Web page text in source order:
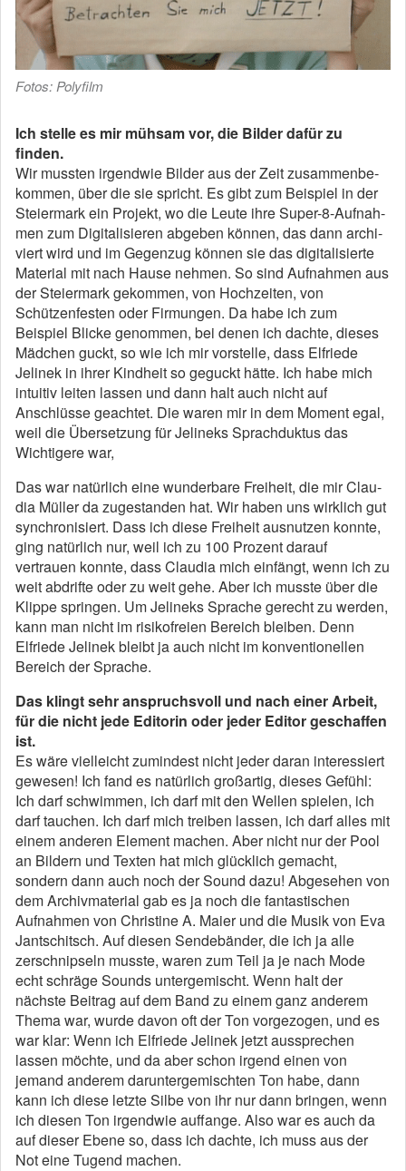
Fotos: Polyfilm
Ich stelle es mir mühsam vor, die Bilder dafür zu
finden.
Wir mussten irgendwie Bilder aus der Zeit zusammenbe­
kommen, über die sie spricht. Es gibt zum Beispiel in der
Steiermark ein Projekt, wo die Leute ihre Super­-8­-Aufnah­
men zum Digitalisieren abgeben können, das dann archi­
viert wird und im Gegenzug können sie das digitalisierte
Material mit nach Hause nehmen. So sind Aufnahmen aus
der Steiermark gekommen, von Hochzeiten, von
Schützen­festen oder Firmungen. Da habe ich zum
Beispiel Blicke ge­nommen, bei denen ich dachte, dieses
Mädchen guckt, so wie ich mir vorstelle, dass Elfriede
Jelinek in ihrer Kindheit so geguckt hätte. Ich habe mich
intuitiv leiten lassen und dann halt auch nicht auf
Anschlüsse geachtet. Die waren mir in dem Moment egal,
weil die Übersetzung für Jelineks Sprachduktus das
Wichtigere war,
Das war natürlich eine wunderbare Freiheit, die mir Clau­
dia Müller da zugestanden hat. Wir haben uns wirklich gut
synchronisiert. Dass ich diese Freiheit ausnutzen konnte,
ging natürlich nur, weil ich zu 100 Prozent darauf
vertrauen konnte, dass Claudia mich einfängt, wenn ich zu
weit ab­drifte oder zu weit gehe. Aber ich musste über die
Klippe springen. Um Jelineks Sprache gerecht zu werden,
kann man nicht im risikofreien Bereich bleiben. Denn
Elfriede Jelinek bleibt ja auch nicht im konventionellen
Bereich der Sprache.
Das klingt sehr anspruchsvoll und nach einer Arbeit,
für die nicht jede Editorin oder jeder Editor geschaffen
ist.
Es wäre vielleicht zumindest nicht jeder daran interessiert
gewesen! Ich fand es natürlich großartig, dieses Gefühl:
Ich darf schwimmen, ich darf mit den Wellen spielen, ich
darf tauchen. Ich darf mich treiben lassen, ich darf alles mit
einem anderen Element machen. Aber nicht nur der Pool
an Bildern und Texten hat mich glücklich gemacht,
sondern dann auch noch der Sound dazu! Abgesehen von
dem Ar­chivmaterial gab es ja noch die fantastischen
Aufnahmen von Christine A. Maier und die Musik von Eva
Jantschitsch. Auf diesen Sendebänder, die ich ja alle
zerschnipseln muss­te, waren zum Teil ja je nach Mode
echt schräge Sounds un­tergemischt. Wenn halt der
nächste Beitrag auf dem Band zu einem ganz anderem
Thema war, wurde davon oft der Ton vorgezogen, und es
war klar: Wenn ich Elfriede Jelinek jetzt aussprechen
lassen möchte, und da aber schon irgend­ einen von
jemand anderem daruntergemischten Ton habe, dann
kann ich diese letzte Silbe von ihr nur dann bringen, wenn
ich diesen Ton irgendwie auffange. Also war es auch da
auf dieser Ebene so, dass ich dachte, ich muss aus der
Not eine Tugend machen.